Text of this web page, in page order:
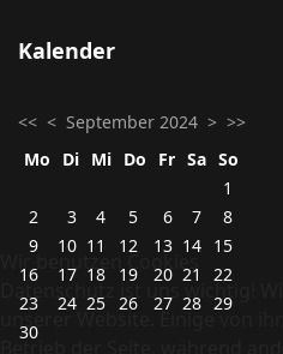
Kalender
<< < September 2024 > >>
Mo
Di Mi Do Fr Sa So
1
2
3 4 5 6 7
8
9
10 11 12 13 14 15
16
17 18 19 20 21
22
23
24 25 26 27 28 29
30